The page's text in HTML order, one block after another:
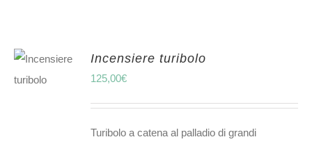
AL
Incensiere turibolo
125,00€
Turibolo a catena al palladio di grandi